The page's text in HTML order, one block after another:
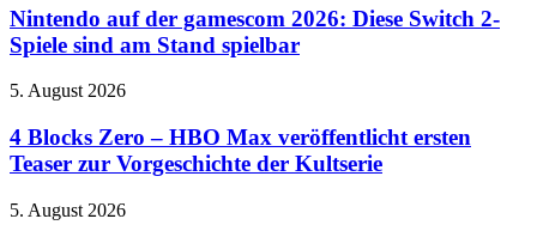
System
ein
kündigt
globale
an
der
gamescom
2026:
Switch
Spiele
sind
Stand
Nintendo auf der gamescom 2026: Diese Switch 2-
Spiele sind am Stand spielbar
4
Zero
–
HBO
veröffentlicht
5. August 2026
4 Blocks Zero – HBO Max veröffentlicht ersten
Teaser zur Vorgeschichte der Kultserie
Neue
5. August 2026